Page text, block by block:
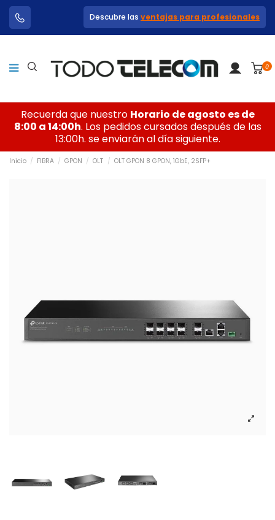
Descubre las ventajas para profesionales
0
Recuerda que nuestro Horario de agosto es de
8:00 a 14:00h. Los pedidos cursados después de las
13:00h. se enviarán al día siguiente.
Inicio FIBRA GPON OLT OLT GPON 8 GPON, 1GbE, 2SFP+